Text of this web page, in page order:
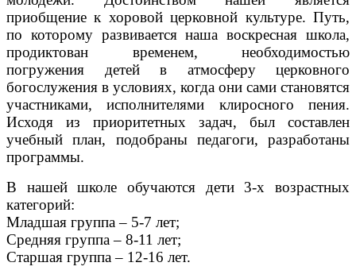
приобщение к хоровой церковной культуре. Путь,
по которому развивается наша воскресная школа,
продиктован временем, необходимостью
погружения детей в атмосферу церковного
богослужения в условиях, когда они сами становятся
участниками, исполнителями клиросного пения.
Исходя из приоритетных задач, был составлен
учебный план, подобраны педагоги, разработаны
программы.
В нашей школе обучаются дети 3-х возрастных
категорий:
Младшая группа – 5-7 лет;
Средняя группа – 8-11 лет;
Старшая группа – 12-16 лет.